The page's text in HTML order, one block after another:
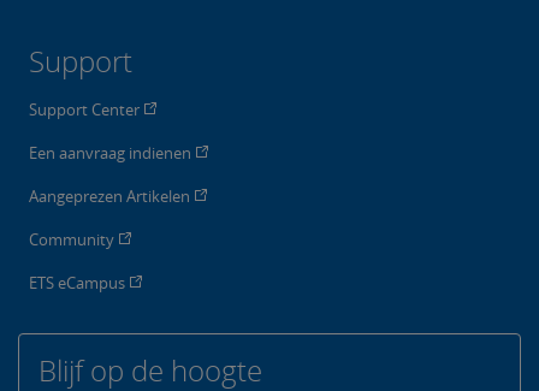
Support
Support Center
Een aanvraag indienen
Aangeprezen Artikelen
Community
ETS eCampus
Blijf op de hoogte